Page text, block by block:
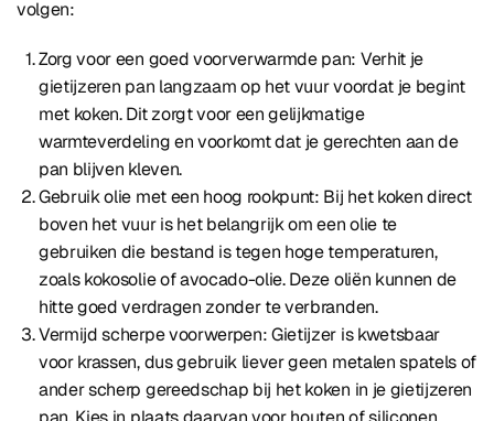
volgen:
Zorg voor een goed voorverwarmde pan: Verhit je
gietijzeren pan langzaam op het vuur voordat je begint
met koken. Dit zorgt voor een gelijkmatige
warmteverdeling en voorkomt dat je gerechten aan de
pan blijven kleven.
Gebruik olie met een hoog rookpunt: Bij het koken direct
boven het vuur is het belangrijk om een olie te
gebruiken die bestand is tegen hoge temperaturen,
zoals kokosolie of avocado-olie. Deze oliën kunnen de
hitte goed verdragen zonder te verbranden.
Vermijd scherpe voorwerpen: Gietijzer is kwetsbaar
voor krassen, dus gebruik liever geen metalen spatels of
ander scherp gereedschap bij het koken in je gietijzeren